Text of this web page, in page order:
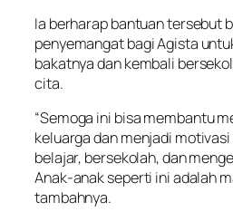
Ia berharap bantuan tersebut
penyemangat bagi Agista
bakatnya dan kembali
cita.
“Semoga ini bisa membantu
keluarga dan menjadi
belajar, bersekolah, dan
Anak-anak seperti ini adalah
tambahnya.